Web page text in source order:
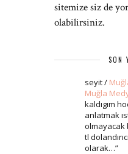
sitemize siz de
olabilirsiniz.
SON
seyit/
Muğla
kaldıgım
anlatmak
olmayacak
tl
olarak…”